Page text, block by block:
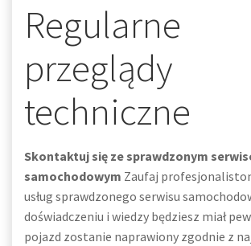
Regularne
przeglądy
techniczne
Skontaktuj się ze sprawdzonym
samochodowym Zaufaj
usług sprawdzonego serwisu
doświadczeniu i wiedzy będziesz miał
pojazd zostanie naprawiony zgodnie z